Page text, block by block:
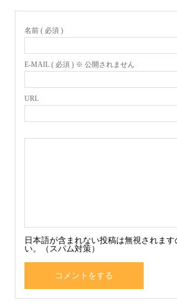
名前 ( 必須 )
E-MAIL ( 必須 ) ※ 公開されません
URL
日本語が含まれない投稿は無視されます
い。（スパム対策）